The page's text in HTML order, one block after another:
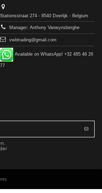
Stationsstraat 274 - 8540 Deerlijk - Belgium
Manager: Anthony Vanwynsberghe
vwbtrading@gmail.com
Available on WhatsApp! +32 485 46 26
77